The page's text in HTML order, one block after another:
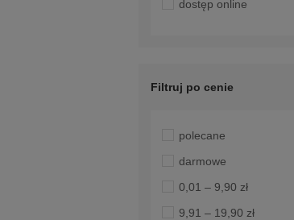
dostęp online
Filtruj po cenie
polecane
darmowe
0,01 – 9,90 zł
9,91 – 19,90 zł